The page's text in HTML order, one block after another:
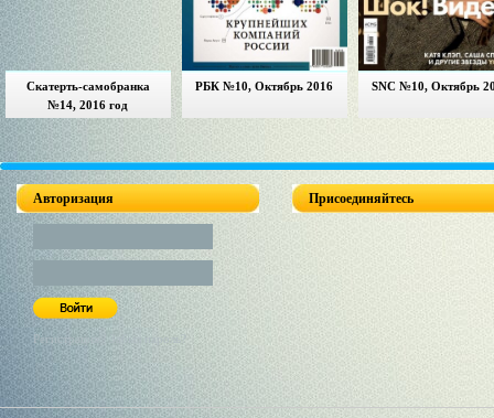
Скатерть-самобранка
№14, 2016 год
РБК №10, Октябрь 2016 SNC №10, Октябрь
Авторизация
Регистрация / Забыл пароль?
Присоединяйтесь